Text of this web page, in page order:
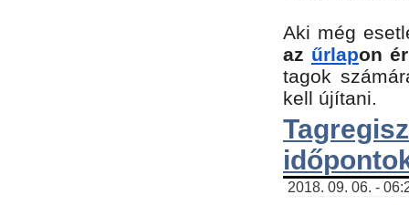
Aki még
az űrlapon
tagok
kell újítani.
2018. 09. 06. -